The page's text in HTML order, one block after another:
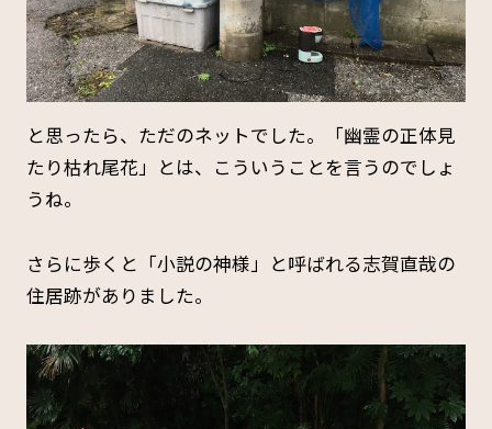
と思ったら、ただのネットでした。「幽霊の正体見
たり枯れ尾花」とは、こういうことを言うのでしょ
うね。
さらに歩くと「小説の神様」と呼ばれる志賀直哉の
住居跡がありました。